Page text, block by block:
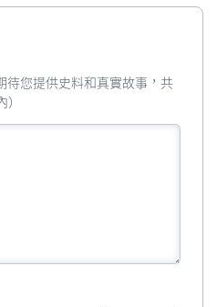
待您提供史料和真實故事，共
）